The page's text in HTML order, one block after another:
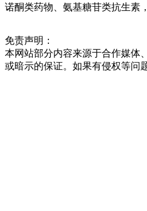
诺酮类药物、氨基糖苷类抗生素
免责声明：
本网站部分内容来源于合作媒体
或暗示的保证。如果有侵权等问